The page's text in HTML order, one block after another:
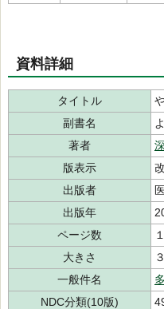
資料詳細
タイトル
副書名
著者
版表示
出版者
出版年
ページ数
大きさ
一般件名
NDC分類(10版)